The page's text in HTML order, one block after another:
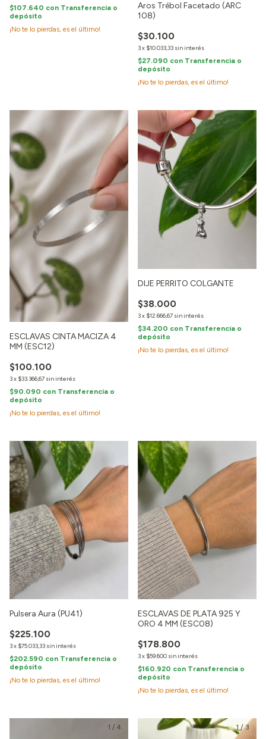
$107.640 con Transferencia o
depósito
¡No te lo pierdas, es el último!
Aros Trébol Facetado (ARC
108)
$30.100
3x $10.033,33 sin interés
$27.090 con Transferencia o
depósito
¡No te lo pierdas, es el último!
ESCLAVAS CINTA MACIZA 4
MM (ESC12)
$100.100
3x $33.366,67 sin interés
$90.090 con Transferencia o
depósito
¡No te lo pierdas, es el último!
1 / 3
DIJE PERRITO COLGANTE
$38.000
3x $12.666,67 sin interés
$34.200 con Transferencia o
depósito
¡No te lo pierdas, es el último!
Pulsera Aura (PU41)
$225.100
3x $75.033,33 sin interés
$202.590 con Transferencia o
depósito
¡No te lo pierdas, es el último!
ESCLAVAS DE PLATA 925 Y
ORO 4 MM (ESC08)
$178.800
3x $59.600 sin interés
$160.920 con Transferencia o
depósito
¡No te lo pierdas, es el último!
1 / 4 1/3